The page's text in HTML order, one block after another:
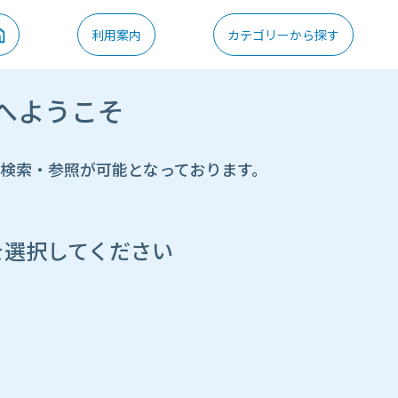
利用案内 カテゴリーから探す
ようこそ
・参照が可能となっております。
択してください